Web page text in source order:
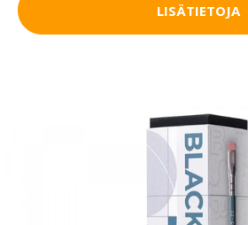
LISÄTIETOJA